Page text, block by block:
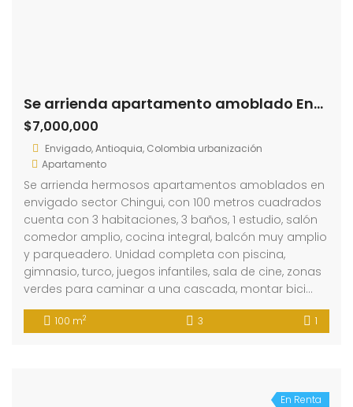
Se arrienda apartamento amoblado Envigado – El changüí (194039843)
$7,000,000
Envigado, Antioquia, Colombia urbanización
Apartamento
Se arrienda hermosos apartamentos amoblados en
envigado sector Chingui, con 100 metros cuadrados
cuenta con 3 habitaciones, 3 baños, 1 estudio, salón
comedor amplio, cocina integral, balcón muy amplio
y parqueadero. Unidad completa con piscina,
gimnasio, turco, juegos infantiles, sala de cine, zonas
verdes para caminar a una cascada, montar bici…
100 m2 3 1
En Renta